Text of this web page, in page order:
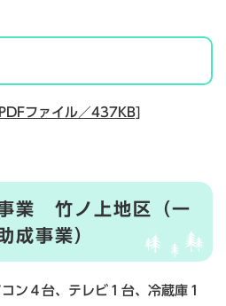
ファイル／437KB]
業 竹ノ上地区（一
成事業）
ン４台、テレビ１台、冷蔵庫１